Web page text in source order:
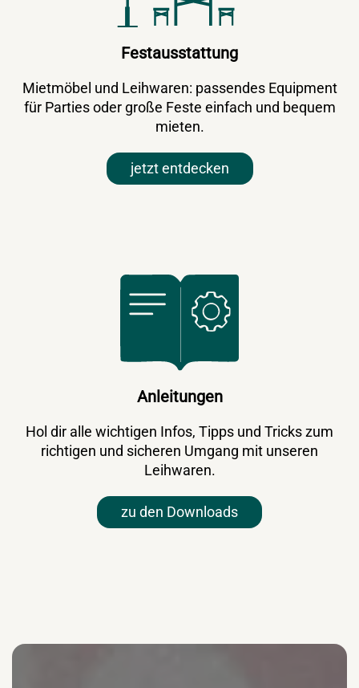
Festausstattung
Mietmöbel und Leihwaren: passendes Equipment
für Parties oder große Feste einfach und bequem
mieten.
jetzt entdecken
Anleitungen
Hol dir alle wichtigen Infos, Tipps und Tricks zum
richtigen und sicheren Umgang mit unseren
Leihwaren.
zu den Downloads